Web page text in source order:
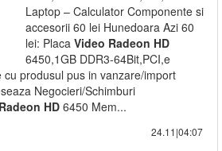
Laptop – Calculator Componente si
accesorii 60 lei Hunedoara Azi 60
lei: Placa Video Radeon HD
6450,1GB DDR3-64Bit,PCI,e
cu produsul pus in vanzare/import
Negocieri/Schimburi
Radeon HD 6450 Mem...
24.11|04:07